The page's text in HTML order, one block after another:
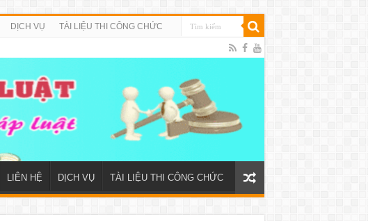
DỊCH VỤ TÀI LIỆU THI CÔNG CHỨC
LIÊN HỆ DỊCH VỤ TÀI LIỆU THI CÔNG CHỨC